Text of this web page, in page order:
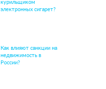
курильщиком
электронных сигарет?
Как влияют санкции на
недвижимость в
России?